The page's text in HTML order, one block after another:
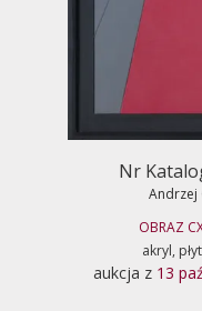
Nr
Andrzej
OBRAZ
akryl,
aukcja z 13